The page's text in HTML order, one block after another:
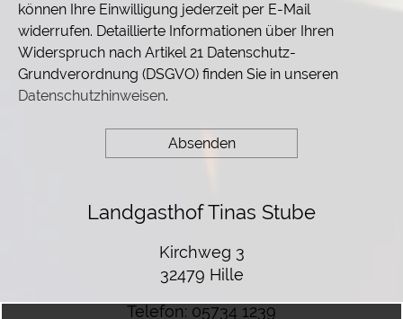
können Ihre Einwilligung jederzeit per E-Mail
widerrufen. Detaillierte Informationen über Ihren
Widerspruch nach Artikel 21 Datenschutz-
Grundverordnung (DSGVO) finden Sie in unseren
Datenschutzhinweisen.
Absenden
Landgasthof Tinas Stube
Kirchweg 3
32479 Hille
Telefon: 05734 1239